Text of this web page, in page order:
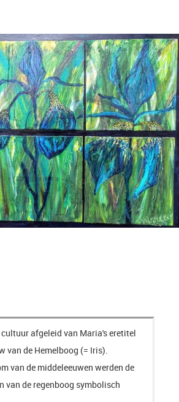
afgeleid van Maria's eretitel
van de Hemelboog (= Iris).
van de middeleeuwen werden de
van de regenboog symbolisch